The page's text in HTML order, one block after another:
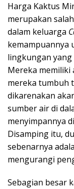
Harga Kaktus
merupakan
dalam keluarga
kemampuannya
lingkungan
Mereka memiliki
mereka tumbuh
dikarenakan
sumber air di
menyimpannya
Disamping itu,
sebenarnya
mengurangi
Sebagian besar